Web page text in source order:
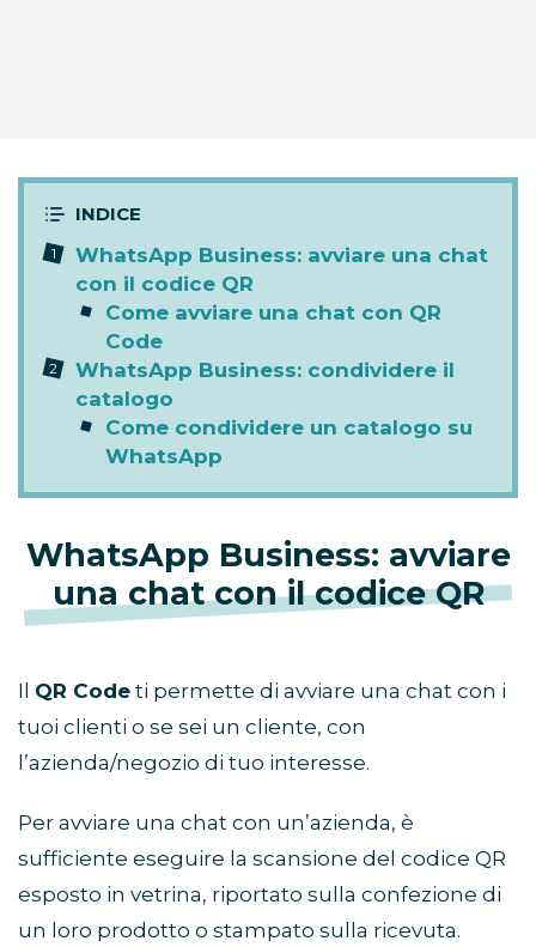
WhatsApp Business: avviare una chat
con il codice QR
Come avviare una chat con QR
Code
WhatsApp Business: condividere il
catalogo
Come condividere un catalogo su
WhatsApp
WhatsApp Business: avviare
una chat con il codice QR
Il QR Code ti permette di avviare una chat con i
tuoi clienti o se sei un cliente, con
l’azienda/negozio di tuo interesse.
Per avviare una chat con un’azienda, è
sufficiente eseguire la scansione del codice QR
esposto in vetrina, riportato sulla confezione di
un loro prodotto o stampato sulla ricevuta.